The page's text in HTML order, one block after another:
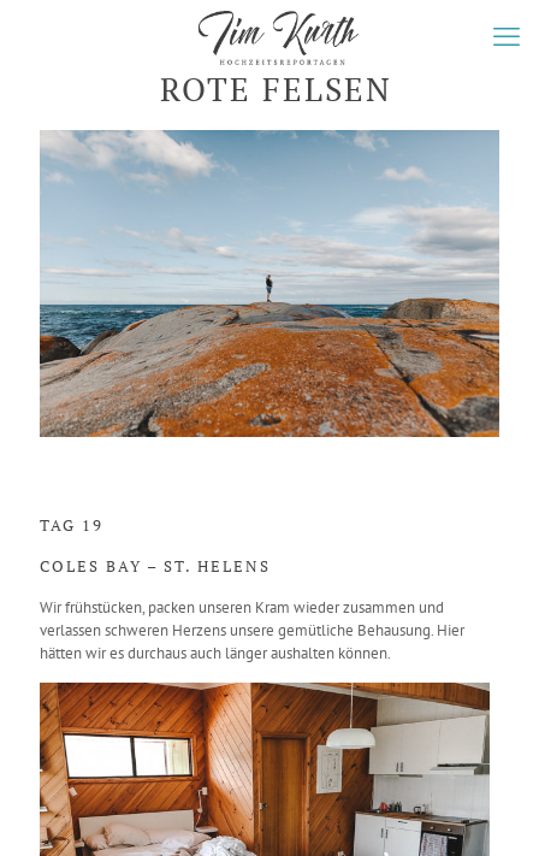
ROTE FELSEN
TAG 19
COLES BAY – ST. HELENS
Wir frühstücken, packen unseren Kram wieder zusammen und
verlassen schweren Herzens unsere gemütliche Behausung. Hier
hätten wir es durchaus auch länger aushalten können.